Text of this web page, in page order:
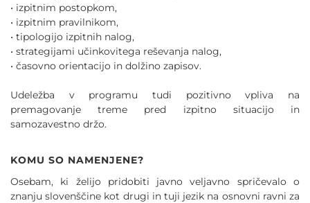
• izpitnim postopkom,
• izpitnim pravilnikom,
• tipologijo izpitnih nalog,
• strategijami učinkovitega reševanja nalog,
• časovno orientacijo in dolžino zapisov.
Udeležba v programu tudi pozitivno vpliva na
premagovanje treme pred izpitno situacijo in
samozavestno držo.
KOMU SO NAMENJENE?
Osebam, ki želijo pridobiti javno veljavno spričevalo o
znanju slovenščine kot drugi in tuji jezik na osnovni ravni za